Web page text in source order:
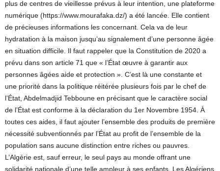
plus de centres de vieillesse prévus à leur intention, une plateforme
numérique (https://www.mourafaka.dz/) a été lancée. Elle contient
de précieuses informations les concernant. Cela va de leur
hydratation à la maison jusqu’au signalement d’une personne âgée
en situation difficile. Il faut rappeler que la Constitution de 2020 a
prévu dans son article 71 que « l’État œuvre à garantir aux
personnes âgées aide et protection ». C’est là une constante et
une priorité dans la politique réitérée plusieurs fois par le chef de
l’État, Abdelmadjid Tebboune en précisant que le caractère social
de l’État est conforme à la déclaration du 1er Novembre 1954. À
toutes ces aides, il faut ajouter l’ensemble des produits de première
nécessité subventionnés par l’État au profit de l’ensemble de la
population sans aucune distinction entre riches ou pauvres.
L’Algérie est, sauf erreur, le seul pays au monde offrant une
solidarité nationale d’une telle ampleur à ses enfants. Les Algériens